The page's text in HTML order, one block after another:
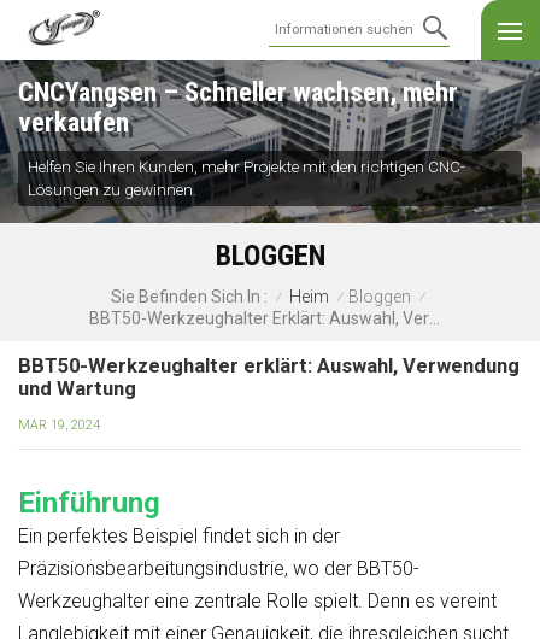
CNCYangsen – Schneller wachsen, mehr
verkaufen
Helfen Sie Ihren Kunden, mehr Projekte mit den richtigen CNC-
Lösungen zu gewinnen.
BLOGGEN
Sie Befinden Sich In : / Heim / Bloggen /
BBT50-Werkzeughalter erklärt: Auswahl, Verwendung
und Wartung
MAR 19, 2024
Einführung
Ein perfektes Beispiel findet sich in der
Präzisionsbearbeitungsindustrie, wo der BBT50-
Werkzeughalter eine zentrale Rolle spielt. Denn es vereint
Langlebigkeit mit einer Genauigkeit, die ihresgleichen sucht.